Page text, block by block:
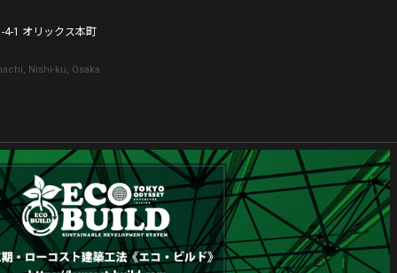
4-1 オリックス本町
Nishi-ku, Osaka